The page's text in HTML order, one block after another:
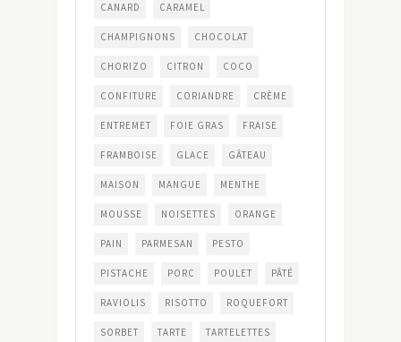
CANARD CARAMEL
CHAMPIGNONS CHOCOLAT
CHORIZO CITRON COCO
CONFITURE CORIANDRE CRÈME
ENTREMET FOIE GRAS FRAISE
FRAMBOISE GLACE GÂTEAU
MAISON MANGUE MENTHE
MOUSSE NOISETTES ORANGE
PAIN PARMESAN PESTO
PISTACHE PORC POULET PÂTÉ
RAVIOLIS RISOTTO ROQUEFORT
SORBET TARTE TARTELETTES